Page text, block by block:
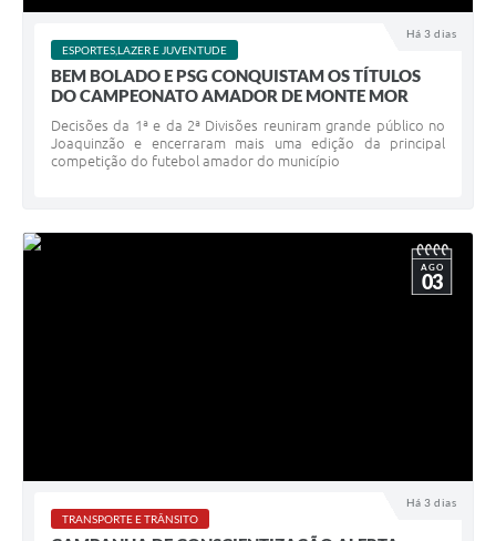
Há 3 dias
ESPORTES,LAZER E JUVENTUDE
BEM BOLADO E PSG CONQUISTAM OS TÍTULOS
DO CAMPEONATO AMADOR DE MONTE MOR
Decisões da 1ª e da 2ª Divisões reuniram grande público no
Joaquinzão e encerraram mais uma edição da principal
competição do futebol amador do município
Há 3 dias
AGO
03
TRANSPORTE E TRÂNSITO